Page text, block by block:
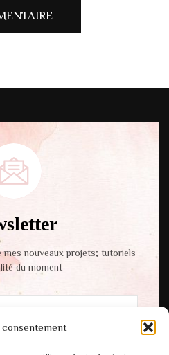
nouveaux projets; tutoriels
du moment